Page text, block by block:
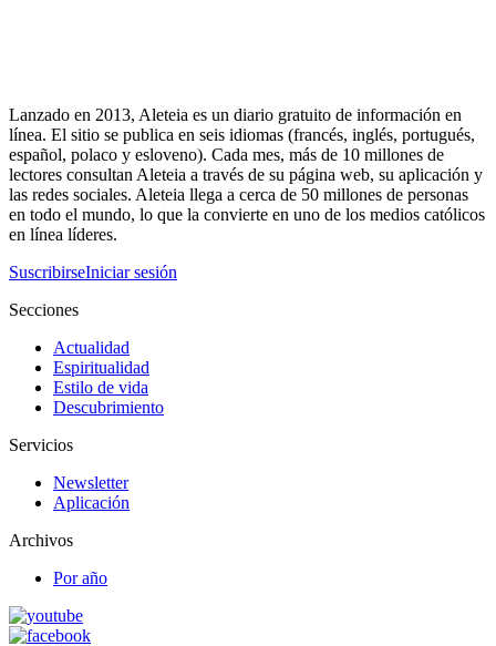
Lanzado en 2013, Aleteia es un diario gratuito de información en
línea. El sitio se publica en seis idiomas (francés, inglés, portugués,
español, polaco y esloveno). Cada mes, más de 10 millones de
lectores consultan Aleteia a través de su página web, su aplicación y
las redes sociales. Aleteia llega a cerca de 50 millones de personas
en todo el mundo, lo que la convierte en uno de los medios católicos
en línea líderes.
SuscribirseIniciar sesión
Secciones
Actualidad
Espiritualidad
Estilo de vida
Descubrimiento
Servicios
Newsletter
Aplicación
Archivos
Por año